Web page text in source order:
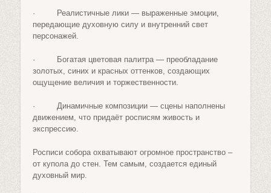
· Реалистичные лики — выраженные эмоции,
передающие духовную силу и внутренний свет
персонажей.
· Богатая цветовая палитра — преобладание
золотых, синих и красных оттенков, создающих
ощущение величия и торжественности.
· Динамичные композиции — сцены наполнены
движением, что придаёт росписям живость и
экспрессию.
Росписи собора охватывают огромное пространство –
от купола до стен. Тем самым, создается единый
духовный мир.